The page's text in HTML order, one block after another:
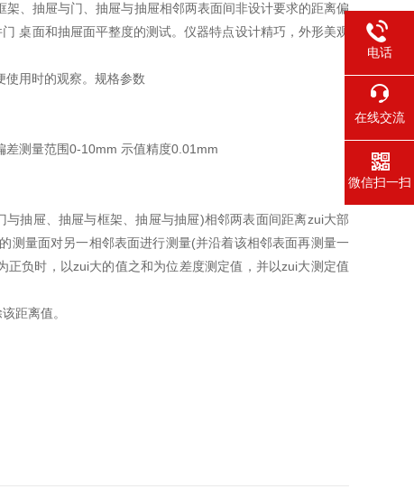
、抽屉与门、抽屉与抽屉相邻两表面间非设计要求的距离偏
桌面和抽屉面平整度的测试。仪器特点设计精巧，外形美观
用时的观察。规格参数
差测量范围0-10mm 示值精度0.01mm
抽屉、抽屉与框架、抽屉与抽屉)相邻两表面间距离zui大部
测量面对另一相邻表面进行测量(并沿着该相邻表面再测量一
负时，以zui大的值之和为位差度测定值，并以zui大测定值
距离值。
电话
在线交流
微信扫一扫